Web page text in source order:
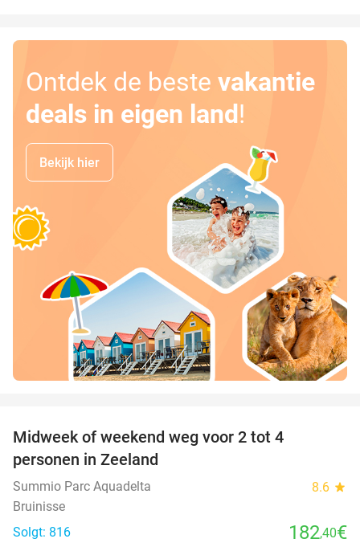
Ontdek de beste vakantie
deals in eigen land!
Bekijk hier
Midweek of weekend weg voor 2 tot 4
personen in Zeeland
Summio Parc Aquadelta 8.6 star
Bruinisse
Solgt: 816
182,40€